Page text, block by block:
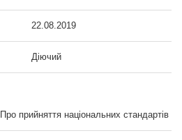
22.08.2019
Діючий
прийняття національних стандартів